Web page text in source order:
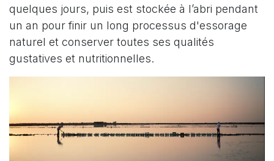
quelques jours, puis est stockée à l’abri pendant
un an pour finir un long processus d'essorage
naturel et conserver toutes ses qualités
gustatives et nutritionnelles.